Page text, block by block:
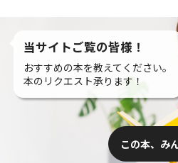
当サイトご覧の皆様！
おすすめの本を教えてください。
本のリクエスト承ります！
この本、み